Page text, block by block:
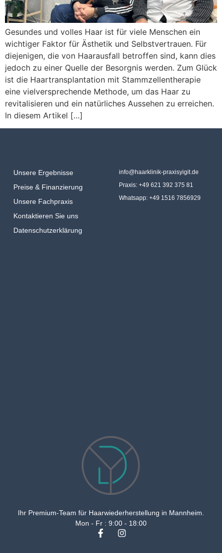
Gesundes und volles Haar ist für viele Menschen ein
wichtiger Faktor für Ästhetik und Selbstvertrauen. Für
diejenigen, die von Haarausfall betroffen sind, kann dies
jedoch zu einer Quelle der Besorgnis werden. Zum Glück
ist die Haartransplantation mit Stammzellentherapie
eine vielversprechende Methode, um das Haar zu
revitalisieren und ein natürliches Aussehen zu erreichen.
In diesem Artikel […]
Ihr Premium-Team für Haarwiederherstellung in Mannheim.
Mon - Fr : 9:00 - 18:00
Unsere Ergebnisse
Preise & Finanzierung
Unsere Fachpraxis
Kontaktieren Sie uns
Datenschutzerklärung
info@haarklinik-praxisyigit.de
Praxis: +49 621 392 375 81
Whatsapp: +49 1516 7856929